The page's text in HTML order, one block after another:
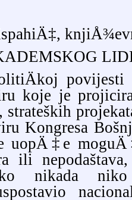
koje je
strateških
Kongresa
uopÄ‡e
ili
nikada